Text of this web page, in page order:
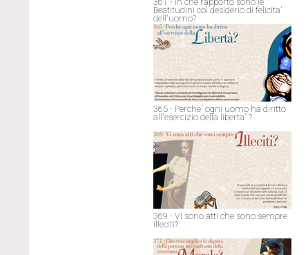
Beatitudini col desiderio di felicita'
dell'uomo?
365 - Perche' ogni uomo ha diritto
all'esercizio della liberta' ?
369 - Vi sono atti che sono sempre
illeciti?